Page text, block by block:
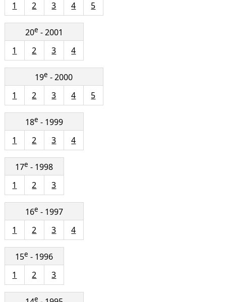
1 2 3 4 5
20e - 2001
1
2 3 4
19e - 2000
1
2 3 4 5
18e - 1999
1
2 3 4
17e - 1998
1
2 3
16e - 1997
1
2 3 4
15e - 1996
1
2 3
e